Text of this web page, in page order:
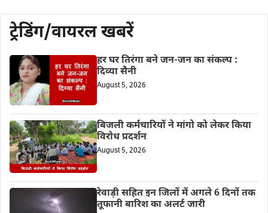
ट्रेडिंग/वायरल खबरें
हर घर तिरंगा बने जन-जन का संकल्प :
दिव्या सैनी
August 5, 2026
बिजली कर्मचारियों ने मांगो को लेकर किया
विरोध प्रदर्शन
August 5, 2026
रेवाड़ी सहित इन जिलों में अगले 6 दिनों तक
तूफानी बारिश का अलर्ट जारी